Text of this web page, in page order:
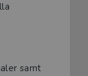
samt